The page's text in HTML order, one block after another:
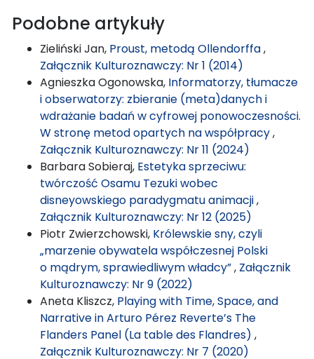
Podobne artykuły
Zieliński Jan, Proust, metodą Ollendorffa,
Załącznik Kulturoznawczy: Nr 1 (2014)
Agnieszka Ogonowska, Informatorzy, tłumacze
i obserwatorzy: zbieranie (meta)danych i
wdrażanie badań w cyfrowej ponowoczesności.
W stronę metod opartych na współpracy,
Załącznik Kulturoznawczy: Nr 11 (2024)
Barbara Sobieraj, Estetyka sprzeciwu:
twórczość Osamu Tezuki wobec
disneyowskiego paradygmatu animacji,
Załącznik Kulturoznawczy: Nr 12 (2025)
Piotr Zwierzchowski, Królewskie sny, czyli
„marzenie obywatela współczesnej Polski
o mądrym, sprawiedliwym władcy”, Załącznik
Kulturoznawczy: Nr 9 (2022)
Aneta Kliszcz, Playing with Time, Space, and
Narrative in Arturo Pérez Reverte’s The
Flanders Panel (La table des Flandres) ,
Załącznik Kulturoznawczy: Nr 7 (2020)